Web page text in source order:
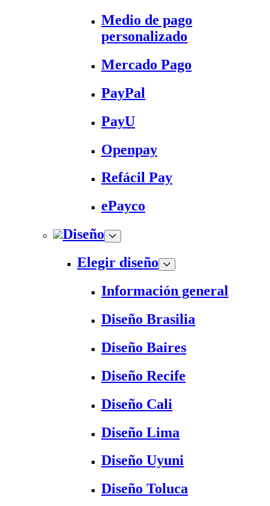
Medio de pago
personalizado
Mercado Pago
PayPal
PayU
Openpay
Refácil Pay
ePayco
Diseño
Elegir diseño
Información general
Diseño Brasilia
Diseño Baires
Diseño Recife
Diseño Cali
Diseño Lima
Diseño Uyuni
Diseño Toluca